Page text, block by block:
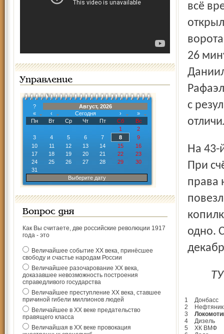
Управление
?
Август, 2026
«
‹ Сегодня ›
»
Пн
Вт Ср Чт Пт Сб
Вс
1
2
3
4 5 6 7 8
9
10
11 12 13 14 15
16
17
18 19 20 21 22
23
24
25 26 27 28 29
30
31
Выберите дату
Вопрос дня
Как Вы считаете, две российские революции 1917
года - это
Величайшее событие ХХ века, принёсшее
свободу и счастье народам России
Величайшее разочарование ХХ века,
доказавшее невозможность построения
справедливого государства
Величайшее преступление ХХ века, ставшее
причиной гибели миллионов людей
Величайшее в ХХ веке предательство
правящего класса
Величайшая в ХХ веке провокация
всё
26
с
На 43-й минуте Олег Яшин снова восстановил равновесие.
При
права
одно.
1
Донбасс
2
Нефтяник
3
4
Дизель
5
ХК ВМФ